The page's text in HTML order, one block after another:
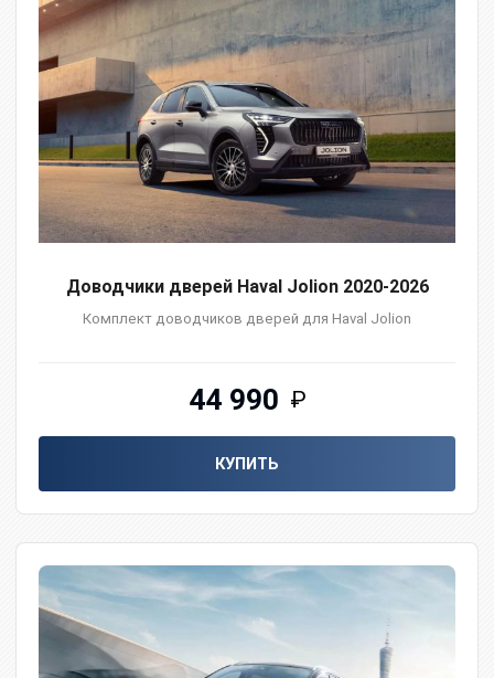
Доводчики дверей Haval Jolion 2020-2026
Комплект доводчиков дверей для Haval Jolion
44 990 ₽
КУПИТЬ